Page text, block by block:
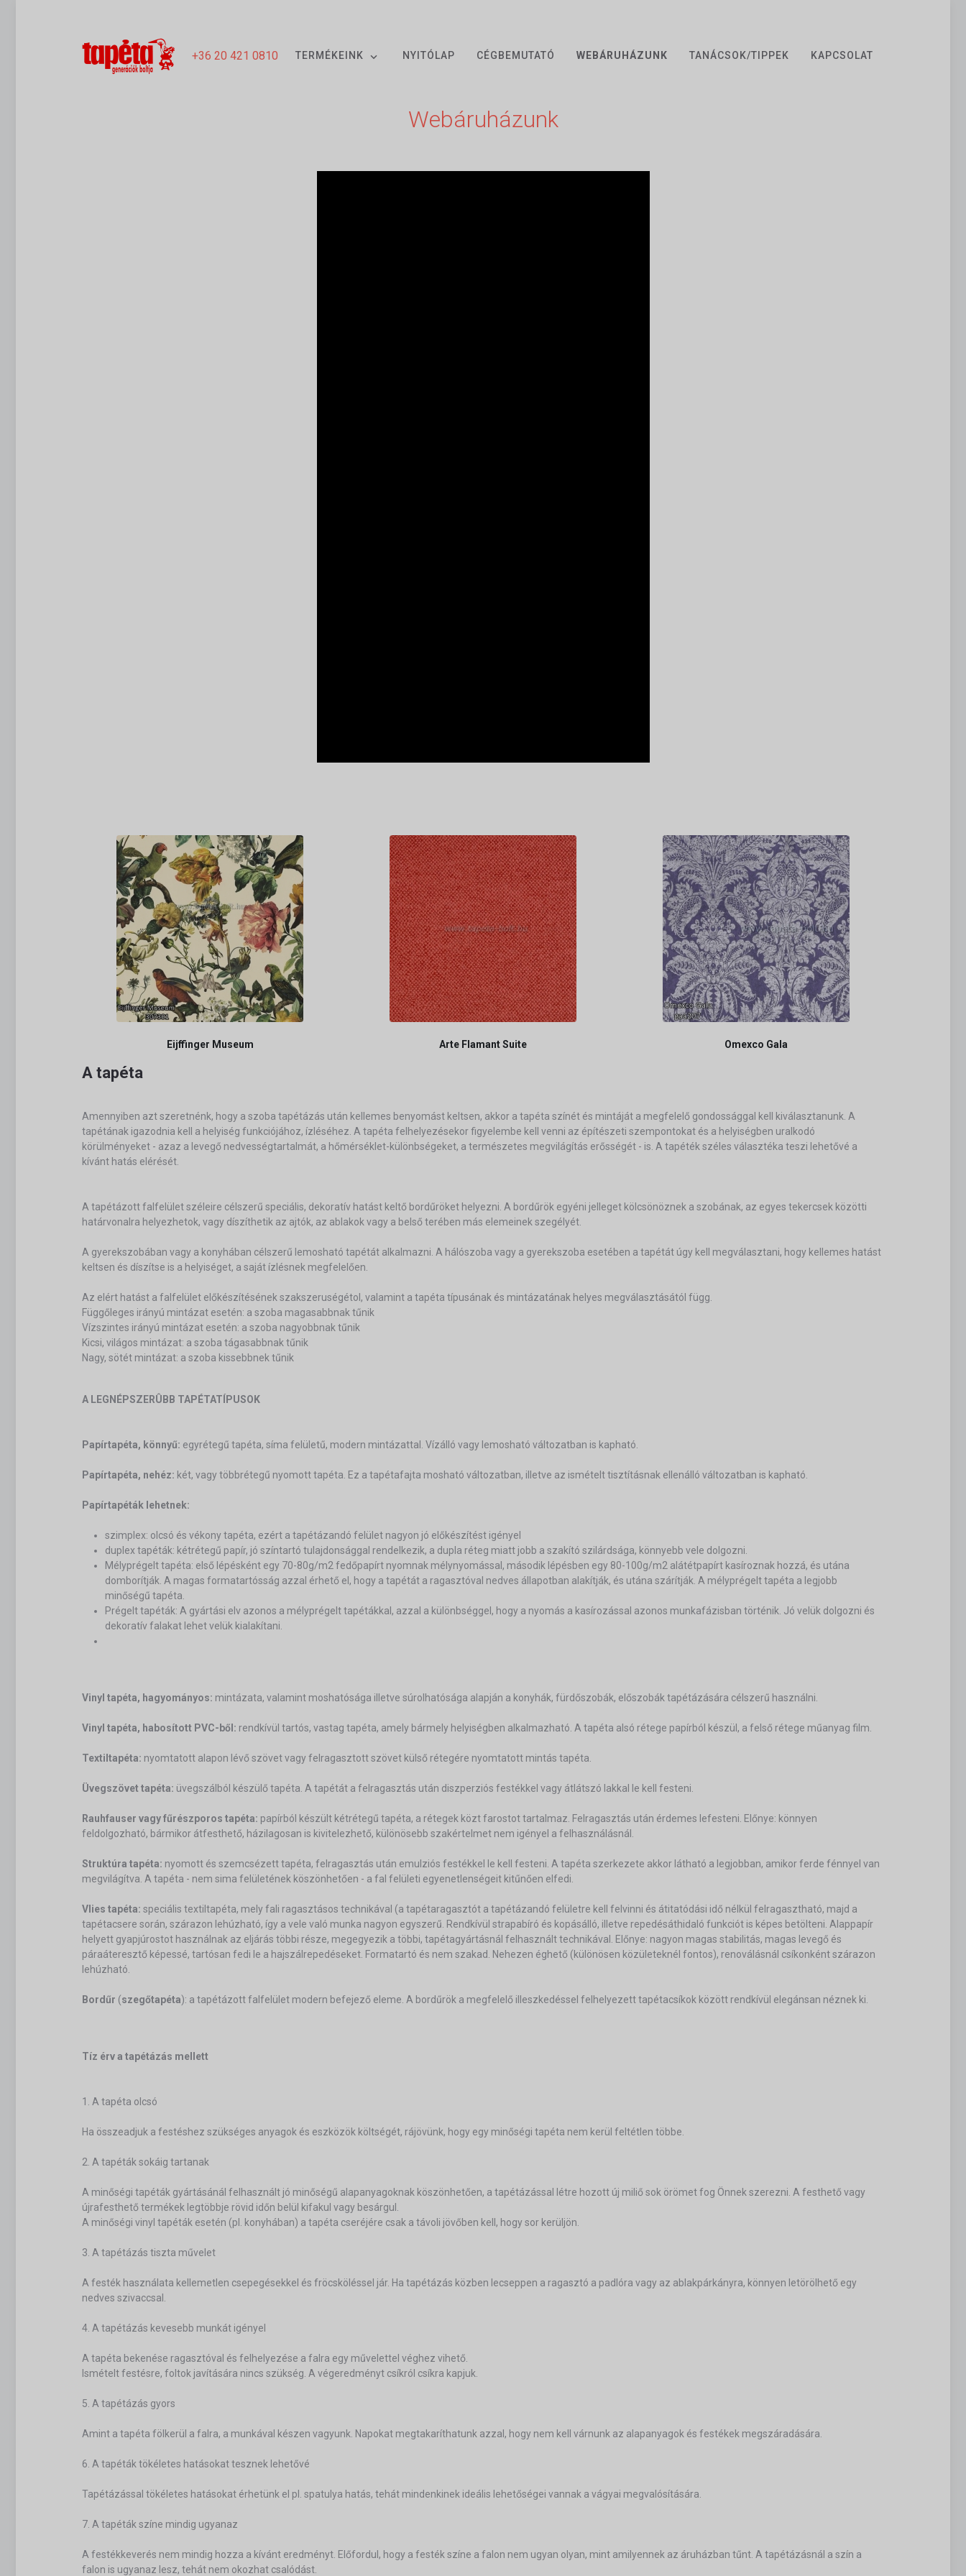
+36 20 421 0810 TERMÉKEINK NYITÓLAP CÉGBEMUTATÓ WEBÁRUHÁZUNK TANÁCSOK/TIPPEK KAPCSOLAT
Webáruházunk
Eijffinger Museum Arte Flamant Suite Omexco Gala
A tapéta
Amennyiben azt szeretnénk, hogy a szoba tapétázás után kellemes benyomást keltsen, akkor a tapéta színét és mintáját a megfelelő gondossággal kell kiválasztanunk. A
tapétának igazodnia kell a helyiség funkciójához, ízléséhez. A tapéta felhelyezésekor figyelembe kell venni az építészeti szempontokat és a helyiségben uralkodó
körülményeket - azaz a levegő nedvességtartalmát, a hőmérséklet-különbségeket, a természetes megvilágítás erősségét - is. A tapéték széles választéka teszi lehetővé a
kívánt hatás elérését.
A tapétázott falfelület széleire célszerű speciális, dekoratív hatást keltő bordűröket helyezni. A bordűrök egyéni jelleget kölcsönöznek a szobának, az egyes tekercsek közötti
határvonalra helyezhetok, vagy díszíthetik az ajtók, az ablakok vagy a belső terében más elemeinek szegélyét.
A gyerekszobában vagy a konyhában célszerű lemosható tapétát alkalmazni. A hálószoba vagy a gyerekszoba esetében a tapétát úgy kell megválasztani, hogy kellemes hatást
keltsen és díszítse is a helyiséget, a saját ízlésnek megfelelően.
Az elért hatást a falfelület előkészítésének szakszeruségétol, valamint a tapéta típusának és mintázatának helyes megválasztásától függ.
Függőleges irányú mintázat esetén: a szoba magasabbnak tűnik
Vízszintes irányú mintázat esetén: a szoba nagyobbnak tűnik
Kicsi, világos mintázat: a szoba tágasabbnak tűnik
Nagy, sötét mintázat: a szoba kissebbnek tűnik
A LEGNÉPSZERÛBB TAPÉTATÍPUSOK
Papírtapéta, könnyű: egyrétegű tapéta, síma felületű, modern mintázattal. Vízálló vagy lemosható változatban is kapható.
Papírtapéta, nehéz: két, vagy többrétegű nyomott tapéta. Ez a tapétafajta mosható változatban, illetve az ismételt tisztításnak ellenálló változatban is kapható.
Papírtapéták lehetnek:
szimplex: olcsó és vékony tapéta, ezért a tapétázandó felület nagyon jó előkészítést igényel
duplex tapéták: kétrétegű papír, jó színtartó tulajdonsággal rendelkezik, a dupla réteg miatt jobb a szakító szilárdsága, könnyebb vele dolgozni.
Mélyprégelt tapéta: első lépésként egy 70-80g/m2 fedőpapírt nyomnak mélynyomással, második lépésben egy 80-100g/m2 alátétpapírt kasíroznak hozzá, és utána
domborítják. A magas formatartósság azzal érhető el, hogy a tapétát a ragasztóval nedves állapotban alakítják, és utána szárítják. A mélyprégelt tapéta a legjobb
minőségű tapéta.
Prégelt tapéták: A gyártási elv azonos a mélyprégelt tapétákkal, azzal a különbséggel, hogy a nyomás a kasírozással azonos munkafázisban történik. Jó velük dolgozni és
dekoratív falakat lehet velük kialakítani.
Vinyl tapéta, hagyományos: mintázata, valamint moshatósága illetve súrolhatósága alapján a konyhák, fürdőszobák, előszobák tapétázására célszerű használni.
Vinyl tapéta, habosított PVC-ből: rendkívül tartós, vastag tapéta, amely bármely helyiségben alkalmazható. A tapéta alsó rétege papírból készül, a felső rétege műanyag film.
Textiltapéta: nyomtatott alapon lévő szövet vagy felragasztott szövet külső rétegére nyomtatott mintás tapéta.
Üvegszövet tapéta: üvegszálból készülő tapéta. A tapétát a felragasztás után diszperziós festékkel vagy átlátszó lakkal le kell festeni.
Rauhfauser vagy fűrészporos tapéta: papírból készült kétrétegű tapéta, a rétegek közt farostot tartalmaz. Felragasztás után érdemes lefesteni. Előnye: könnyen
feldolgozható, bármikor átfesthető, házilagosan is kivitelezhető, különösebb szakértelmet nem igényel a felhasználásnál.
Struktúra tapéta: nyomott és szemcsézett tapéta, felragasztás után emulziós festékkel le kell festeni. A tapéta szerkezete akkor látható a legjobban, amikor ferde fénnyel van
megvilágítva. A tapéta - nem sima felületének köszönhetően - a fal felületi egyenetlenségeit kitűnően elfedi.
Vlies tapéta: speciális textiltapéta, mely fali ragasztásos technikával (a tapétaragasztót a tapétázandó felületre kell felvinni és átitatódási idő nélkül felragasztható, majd a
tapétacsere során, szárazon lehúzható, így a vele való munka nagyon egyszerű. Rendkívül strapabíró és kopásálló, illetve repedésáthidaló funkciót is képes betölteni. Alappapír
helyett gyapjúrostot használnak az eljárás többi része, megegyezik a többi, tapétagyártásnál felhasznált technikával. Előnye: nagyon magas stabilitás, magas levegő és
páraáteresztő képessé, tartósan fedi le a hajszálrepedéseket. Formatartó és nem szakad. Nehezen éghető (különösen közületeknél fontos), renoválásnál csíkonként szárazon
lehúzható.
Bordűr (szegőtapéta): a tapétázott falfelület modern befejező eleme. A bordűrök a megfelelő illeszkedéssel felhelyezett tapétacsíkok között rendkívül elegánsan néznek ki.
Tíz érv a tapétázás mellett
1. A tapéta olcsó
Ha összeadjuk a festéshez szükséges anyagok és eszközök költségét, rájövünk, hogy egy minőségi tapéta nem kerül feltétlen többe.
2. A tapéták sokáig tartanak
A minőségi tapéták gyártásánál felhasznált jó minőségű alapanyagoknak köszönhetően, a tapétázással létre hozott új miliő sok örömet fog Önnek szerezni. A festhető vagy
újrafesthető termékek legtöbbje rövid időn belül kifakul vagy besárgul.
A minőségi vinyl tapéták esetén (pl. konyhában) a tapéta cseréjére csak a távoli jövőben kell, hogy sor kerüljön.
3. A tapétázás tiszta művelet
A festék használata kellemetlen csepegésekkel és fröcsköléssel jár. Ha tapétázás közben lecseppen a ragasztó a padlóra vagy az ablakpárkányra, könnyen letörölhető egy
nedves szivaccsal.
4. A tapétázás kevesebb munkát igényel
A tapéta bekenése ragasztóval és felhelyezése a falra egy művelettel véghez vihető.
Ismételt festésre, foltok javítására nincs szükség. A végeredményt csíkról csíkra kapjuk.
5. A tapétázás gyors
Amint a tapéta fölkerül a falra, a munkával készen vagyunk. Napokat megtakaríthatunk azzal, hogy nem kell várnunk az alapanyagok és festékek megszáradására.
6. A tapéták tökéletes hatásokat tesznek lehetővé
Tapétázással tökéletes hatásokat érhetünk el pl. spatulya hatás, tehát mindenkinek ideális lehetőségei vannak a vágyai megvalósítására.
7. A tapéták színe mindig ugyanaz
A festékkeverés nem mindig hozza a kívánt eredményt. Előfordul, hogy a festék színe a falon nem ugyan olyan, mint amilyennek az áruházban tűnt. A tapétázásnál a szín a
falon is ugyanaz lesz, tehát nem okozhat csalódást.